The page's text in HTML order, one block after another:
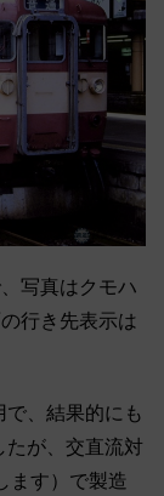
写真はクモハ
行き先表示は
、結果的にも
たが、交直流対
ます）で製造